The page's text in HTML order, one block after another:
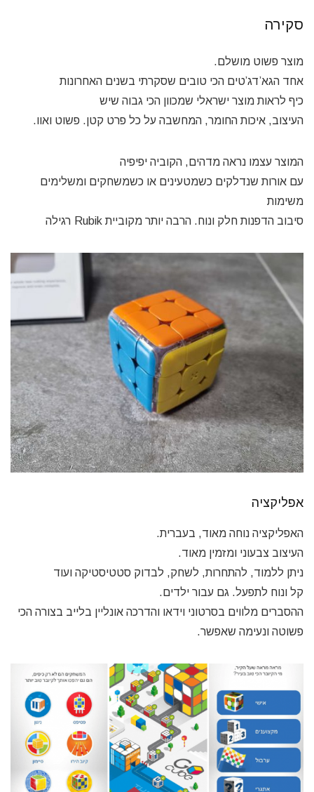
סקירה
מוצר פשוט מושלם.
אחד הגא’דג’טים הכי טובים שסקרתי בשנים האחרונות
כיף לראות מוצר ישראלי שמכוון הכי גבוה שיש
העיצוב, איכות החומר, המחשבה על כל פרט קטן. פשוט ואוו.
המוצר עצמו נראה מדהים, הקוביה יפיפיה
עם אורות שנדלקים כשמטעינים או כשמשחקים ומשלימים
משימות
סיבוב הדפנות חלק ונוח. הרבה יותר מקוביית Rubik רגילה
אפליקציה
האפליקציה נוחה מאוד, בעברית.
העיצוב צבעוני ומזמין מאוד.
ניתן ללמוד, להתחרות, לשחק, לבדוק סטטיסטיקה ועוד
קל ונוח לתפעל. גם עבור ילדים.
ההסברים מלווים בסרטוני וידאו והדרכה אונליין בלייב בצורה הכי
פשוטה ונעימה שאפשר.